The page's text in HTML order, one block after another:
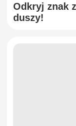
Odkryj znak
duszy!